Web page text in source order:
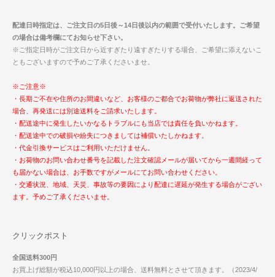
配達日時指定は、ご注文日の5日後～14日後以内の範囲で受付いたします。ご希望
の場合は備考欄にてお知らせ下さい。
※ご指定日時がご注文日から近すぎたり遠すぎたりする場合、ご希望に添えないこ
ともございますので予めご了承くださいませ。
※ご注意※
・長期ご不在や住所のお間違いなど、お客様のご都合でお荷物が弊社に返送された
場合、再発送には別途送料をご請求いたします。
・配送途中に発生したいかなるトラブルにも当店では責任を負いかねます。
・配送途中での破損や紛失につきましては補償いたしかねます。
・代金引換サービスはご利用いただけません。
・お荷物のお問い合わせ番号を記載した注文確認メールが届いてから一週間経って
も届かない場合は、お手数ですがメールにてお問い合わせください。
・交通状況、地域、天災、事故等の要因により配達に遅延が発生する場合がござい
ます。予めご了承くださいませ。
クリックポスト
全国送料300円
お買上げ総額が税込10,000円以上の場合、送料無料とさせて頂きます。（2023/4/